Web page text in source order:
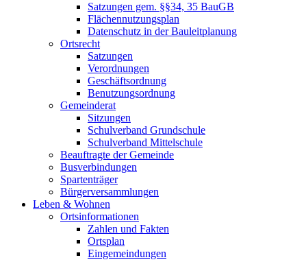
Satzungen gem. §§34, 35 BauGB
Flächennutzungsplan
Datenschutz in der Bauleitplanung
Ortsrecht
Satzungen
Verordnungen
Geschäftsordnung
Benutzungsordnung
Gemeinderat
Sitzungen
Schulverband Grundschule
Schulverband Mittelschule
Beauftragte der Gemeinde
Busverbindungen
Spartenträger
Bürgerversammlungen
Leben & Wohnen
Ortsinformationen
Zahlen und Fakten
Ortsplan
Eingemeindungen